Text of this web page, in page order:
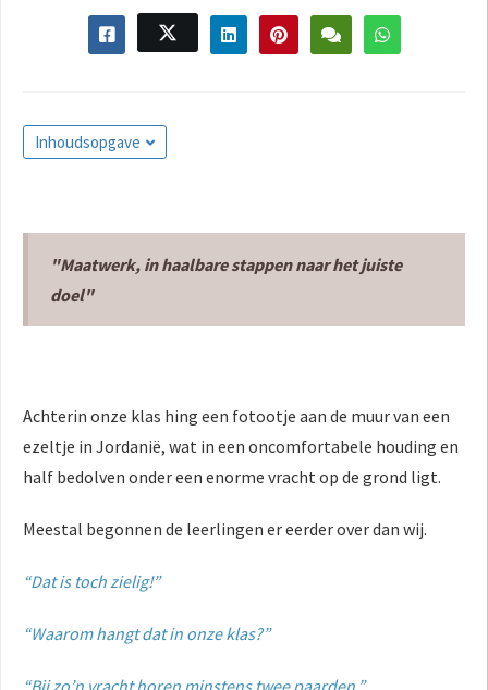
Inhoudsopgave
"Maatwerk, in haalbare stappen naar het juiste
doel"
Achterin onze klas hing een fotootje aan de muur van een
ezeltje in Jordanië, wat in een oncomfortabele houding en
half bedolven onder een enorme vracht op de grond ligt.
Meestal begonnen de leerlingen er eerder over dan wij.
“Dat is toch zielig!”
“Waarom hangt dat in onze klas?”
“Bij zo’n vracht horen minstens twee paarden.”